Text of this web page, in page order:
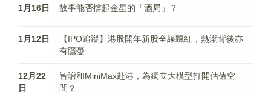
1月16日 故事能否撐起金星的「酒局」？
1月12日
【IPO追蹤】港股開年新股全線飄紅，熱潮背後亦
有隱憂
12月22
日
智譜和MiniMax赴港，為獨立大模型打開估值空
間？